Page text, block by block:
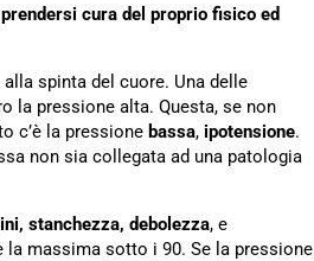
cura del proprio fisico ed
spinta del cuore. Una delle
la pressione alta. Questa, se non
c’è la pressione bassa, ipotensione.
non sia collegata ad una patologia
stanchezza, debolezza, e
la massima sotto i 90. Se la pressione